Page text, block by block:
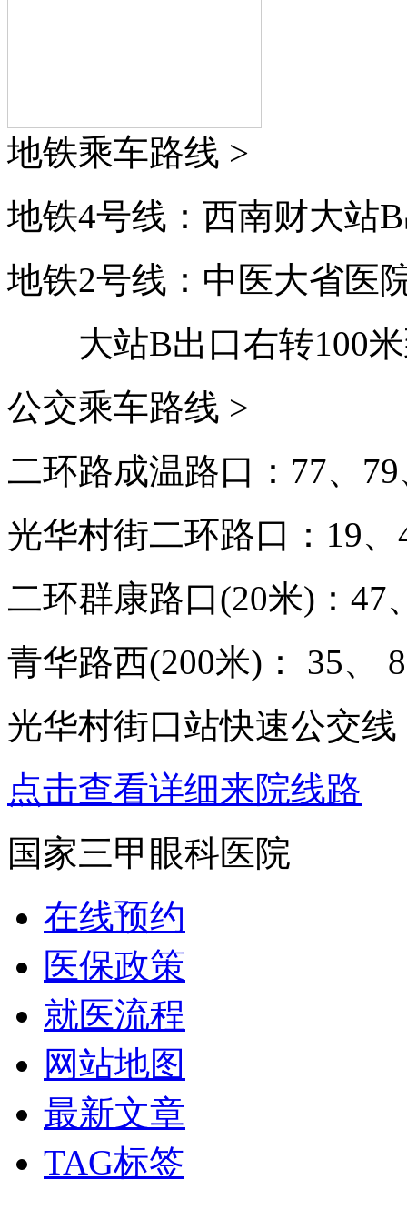
地铁乘车路线 >
地铁4号线：西南财大站
地铁2号线：中医大省医
大站B出口右转100
公交乘车路线 >
二环路成温路口：77、
光华村街二环路口：19、
二环群康路口(20米)：47
青华路西(200米)： 35、
光华村街口站快速公交线
点击查看详细来院线路
国家三甲眼科医院
在线预约
医保政策
就医流程
网站地图
最新文章
TAG标签